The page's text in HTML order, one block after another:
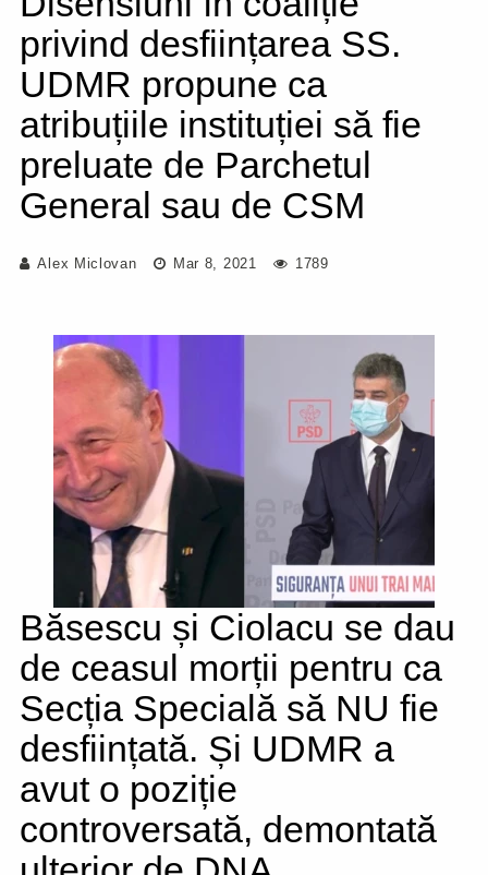
privind desființarea SS.
UDMR propune ca
atribuțiile instituției să fie
preluate de Parchetul
General sau de CSM
Alex Miclovan Mar 8, 2021 1789
Băsescu și Ciolacu se dau
de ceasul morții pentru ca
Secția Specială să NU fie
desființată. Și UDMR a
avut o poziție
controversată, demontată